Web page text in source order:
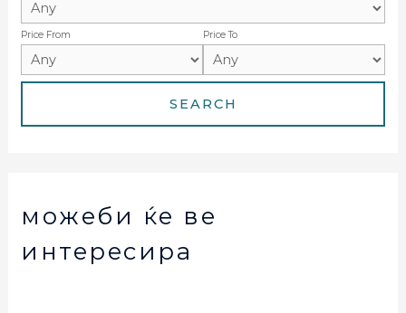
Price From Price To
можеби ќе ве
интересира